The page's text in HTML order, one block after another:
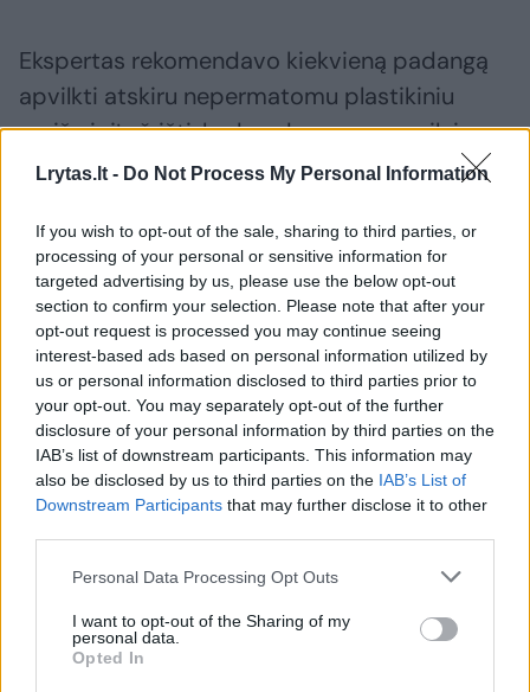
Lrytas.lt - Do Not Process My Personal Information
If you wish to opt-out of the sale, sharing to third parties, or
processing of your personal or sensitive information for
targeted advertising by us, please use the below opt-out
section to confirm your selection. Please note that after your
opt-out request is processed you may continue seeing
interest-based ads based on personal information utilized by
us or personal information disclosed to third parties prior to
your opt-out. You may separately opt-out of the further
disclosure of your personal information by third parties on the
IAB’s list of downstream participants. This information may
also be disclosed by us to third parties on the IAB’s List of
Downstream Participants that may further disclose it to other
Personal Data Processing Opt Outs
I want to opt-out of the Sharing of my
personal data.
Opted In
Ekspertas rekomendavo kiekvieną padangą
apvilkti atskiru nepermatomu plastikiniu
maišu ir jį užrišti, kad padangos guma ilgiau
išliktų minkšta, neskilinėtų. Toks laikymas
aplinkos poveikio, padanga lėčiau sensta.
„Padangoms laikyti skirta patalpa turėtų būti
vėsi ir sausa, o padangos apsaugotos nuo
tiesioginių saulės spindulių. Tokios sąlygos
tiesiog būtinos, jei padangų nutarsite
neapvilkti plastikiniais maišais“, – pabrėžė jis.
Taip pat specialistas patarė nelaikyti
padangų prie galingų elektros prietaisų
(siurblių ar transformatorių), nes jie išskiria
ozoną, o jis kenkia padangų gumai.